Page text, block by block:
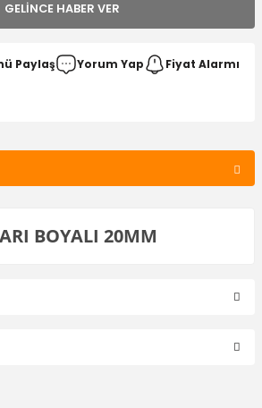
GELINCE HABER VER
Paylaş Yorum Yap Fiyat Alarmı
BOYALI 20MM